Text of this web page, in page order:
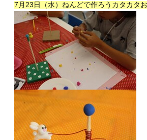
7月23日（水）ねんどで作ろうカタカタ